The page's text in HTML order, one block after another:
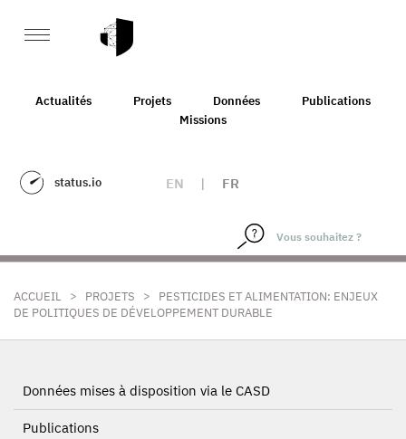
Actualités Projets Données
Publications
Missions
status.io EN | FR
ACCUEIL > PROJETS >
PESTICIDES ET ALIMENTATION: ENJEUX
DE POLITIQUES DE DÉVELOPPEMENT DURABLE
Données mises à disposition via le CASD
Publications